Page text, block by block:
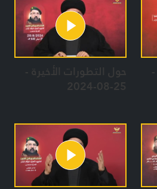
حول التطورات الأخيرة -
25-08-2024